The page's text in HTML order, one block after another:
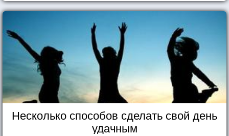
Несколько способов сделать свой день
удачным